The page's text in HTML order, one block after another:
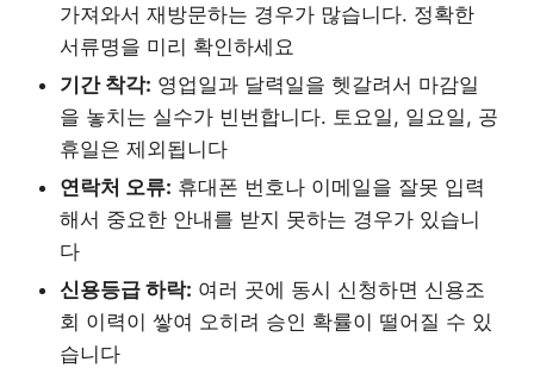
가져와서 재방문하는 경우가 많습니다. 정확한
서류명을 미리 확인하세요
기간 착각: 영업일과 달력일을 헷갈려서 마감일
을 놓치는 실수가 빈번합니다. 토요일, 일요일, 공
휴일은 제외됩니다
연락처 오류: 휴대폰 번호나 이메일을 잘못 입력
해서 중요한 안내를 받지 못하는 경우가 있습니
다
신용등급 하락: 여러 곳에 동시 신청하면 신용조
회 이력이 쌓여 오히려 승인 확률이 떨어질 수 있
습니다